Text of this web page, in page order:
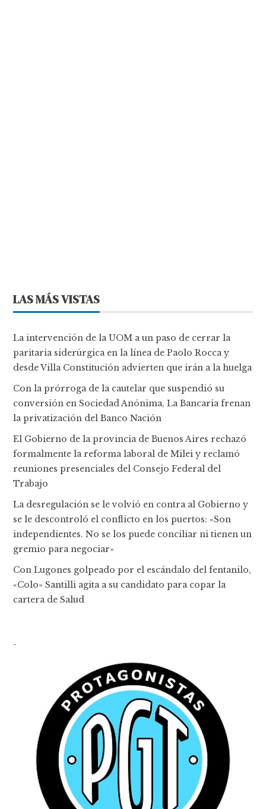
LAS MÁS VISTAS
La intervención de la UOM a un paso de cerrar la
paritaria siderúrgica en la línea de Paolo Rocca y
desde Villa Constitución advierten que irán a la huelga
Con la prórroga de la cautelar que suspendió su
conversión en Sociedad Anónima, La Bancaria frenan
la privatización del Banco Nación
El Gobierno de la provincia de Buenos Aires rechazó
formalmente la reforma laboral de Milei y reclamó
reuniones presenciales del Consejo Federal del
Trabajo
La desregulación se le volvió en contra al Gobierno y
se le descontroló el conflicto en los puertos: «Son
independientes. No se los puede conciliar ni tienen un
gremio para negociar»
Con Lugones golpeado por el escándalo del fentanilo,
«Colo» Santilli agita a su candidato para copar la
cartera de Salud
-